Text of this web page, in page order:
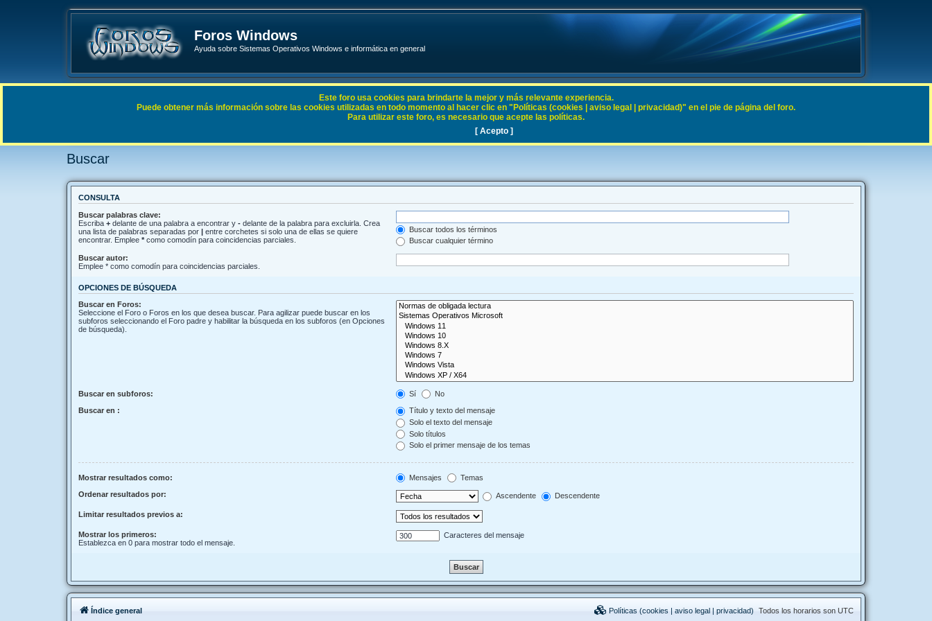
Foros Windows
Ayuda sobre Sistemas Operativos Windows e informática en general
Enlaces rápidos FAQ
Buscar
CONSULTA
Buscar palabras clave:
Escriba + delante de una palabra a encontrar y - delante de la palabra para excluirla. Crea
una lista de palabras separadas por | entre corchetes si solo una de ellas se quiere
encontrar. Emplee * como comodín para coincidencias parciales.
Buscar todos los términos
Buscar cualquier término
Buscar autor:
Emplee * como comodín para coincidencias parciales.
OPCIONES DE BÚSQUEDA
Buscar en Foros:
Seleccione el Foro o Foros en los que desea buscar. Para agilizar puede buscar en los
subforos seleccionando el Foro padre y habilitar la búsqueda en los subforos (en Opciones
de búsqueda).
Buscar en subforos: Sí No
Buscar en :
Título y texto del mensaje
Solo el texto del mensaje
Solo títulos
Solo el primer mensaje de los temas
Mostrar resultados como: Mensajes Temas
Ordenar resultados por: Ascendente Descendente
Limitar resultados previos a:
Mostrar los primeros:
Establezca en 0 para mostrar todo el mensaje.
Caracteres del mensaje
Este foro usa cookies para brindarte la mejor y más relevante experiencia.
Puede obtener más información sobre las cookies utilizadas en todo momento al hacer clic en "Políticas (cookies | aviso legal | privacidad)" en el pie de página del foro.
Para utilizar este foro, es necesario que acepte las políticas.
[ Acepto ]
Índice general Todos los horarios son UTC
Políticas (cookies | aviso legal | privacidad)